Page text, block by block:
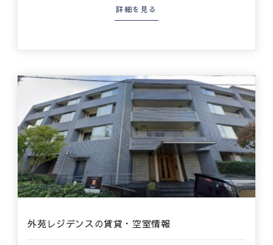
詳細を見る
外苑レジデンスの賃貸・空室情報